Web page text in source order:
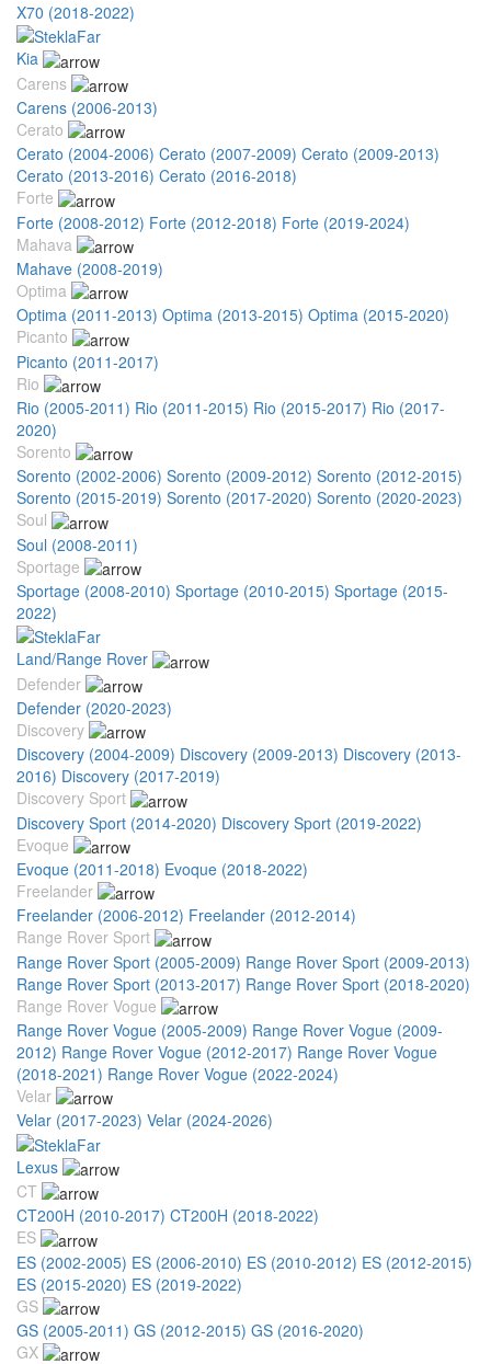
X70 (2018-2022)
Kia
Carens
Carens (2006-2013)
Cerato
Cerato (2004-2006) Cerato (2007-2009) Cerato (2009-2013)
Cerato (2013-2016) Cerato (2016-2018)
Forte
Forte (2008-2012) Forte (2012-2018) Forte (2019-2024)
Mahava
Mahave (2008-2019)
Optima
Optima (2011-2013) Optima (2013-2015) Optima (2015-2020)
Picanto
Picanto (2011-2017)
Rio
Rio (2005-2011) Rio (2011-2015) Rio (2015-2017) Rio (2017-
2020)
Sorento
Sorento (2002-2006) Sorento (2009-2012) Sorento (2012-2015)
Sorento (2015-2019) Sorento (2017-2020) Sorento (2020-2023)
Soul
Soul (2008-2011)
Sportage
Sportage (2008-2010) Sportage (2010-2015) Sportage (2015-
2022)
Land/Range Rover
Defender
Defender (2020-2023)
Discovery
Discovery (2004-2009) Discovery (2009-2013) Discovery (2013-
2016) Discovery (2017-2019)
Discovery Sport
Discovery Sport (2014-2020) Discovery Sport (2019-2022)
Evoque
Evoque (2011-2018) Evoque (2018-2022)
Freelander
Freelander (2006-2012) Freelander (2012-2014)
Range Rover Sport
Range Rover Sport (2005-2009) Range Rover Sport (2009-2013)
Range Rover Sport (2013-2017) Range Rover Sport (2018-2020)
Range Rover Vogue
Range Rover Vogue (2005-2009) Range Rover Vogue (2009-
2012) Range Rover Vogue (2012-2017) Range Rover Vogue
(2018-2021) Range Rover Vogue (2022-2024)
Velar
Velar (2017-2023) Velar (2024-2026)
Lexus
CT
CT200H (2010-2017) CT200H (2018-2022)
ES
ES (2002-2005) ES (2006-2010) ES (2010-2012) ES (2012-2015)
ES (2015-2020) ES (2019-2022)
GS
GS (2005-2011) GS (2012-2015) GS (2016-2020)
GX